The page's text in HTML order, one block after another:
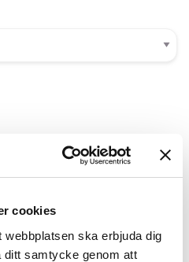
cookies
ska erbjuda dig
ditt samtycke genom att
tillbehör